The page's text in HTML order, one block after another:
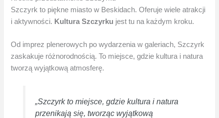
Szczyrk to piękne miasto w Beskidach. Oferuje wiele atrakcji
i aktywności. Kultura Szczyrku jest tu na każdym kroku.
Od imprez plenerowych po wydarzenia w galeriach, Szczyrk
zaskakuje różnorodnością. To miejsce, gdzie kultura i natura
tworzą wyjątkową atmosferę.
„Szczyrk to miejsce, gdzie kultura i natura
przenikają się, tworząc wyjątkową